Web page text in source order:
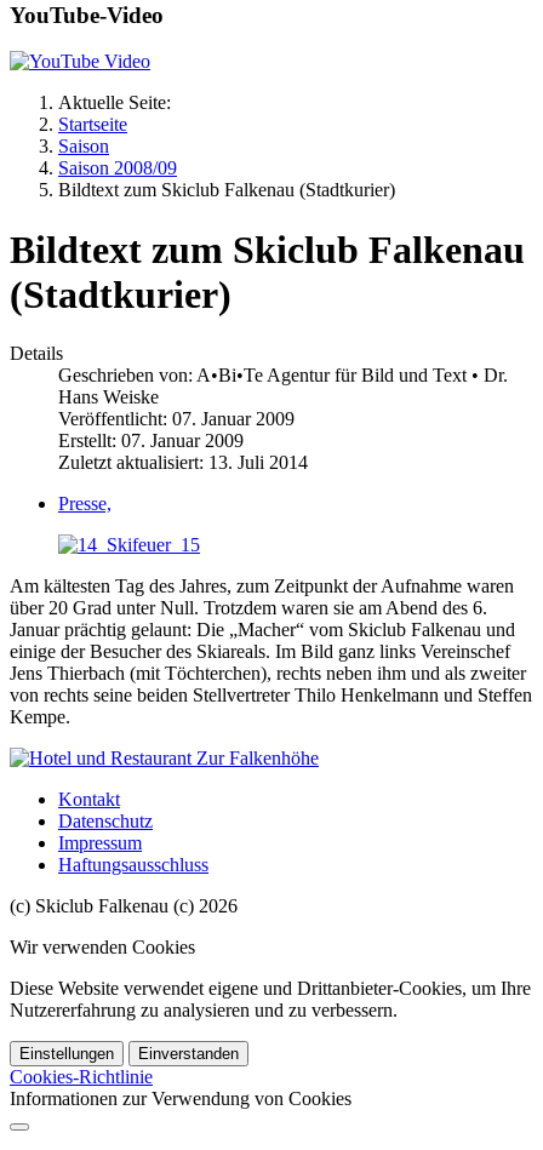
YouTube-Video
Aktuelle Seite:
Startseite
Saison
Saison 2008/09
Bildtext zum Skiclub Falkenau (Stadtkurier)
Bildtext zum Skiclub Falkenau
(Stadtkurier)
Details
Geschrieben von: A•Bi•Te Agentur für Bild und Text • Dr.
Hans Weiske
Veröffentlicht: 07. Januar 2009
Erstellt: 07. Januar 2009
Zuletzt aktualisiert: 13. Juli 2014
Presse,
Am kältesten Tag des Jahres, zum Zeitpunkt der Aufnahme waren
über 20 Grad unter Null. Trotzdem waren sie am Abend des 6.
Januar prächtig gelaunt: Die „Macher“ vom Skiclub Falkenau und
einige der Besucher des Skiareals. Im Bild ganz links Vereinschef
Jens Thierbach (mit Töchterchen), rechts neben ihm und als zweiter
von rechts seine beiden Stellvertreter Thilo Henkelmann und Steffen
Kempe.
Kontakt
Datenschutz
Impressum
Haftungsausschluss
(c) Skiclub Falkenau (c) 2026
Wir verwenden Cookies
Diese Website verwendet eigene und Drittanbieter-Cookies, um Ihre
Nutzererfahrung zu analysieren und zu verbessern.
Einstellungen Einverstanden
Cookies-Richtlinie
Informationen zur Verwendung von Cookies